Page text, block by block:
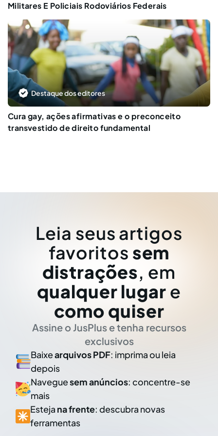
Militares E Policiais Rodoviários Federais
Destaque dos editores
Cura gay, ações afirmativas e o preconceito
transvestido de direito fundamental
Leia seus artigos
favoritos sem
distrações, em
qualquer lugar e
como quiser
Assine o JusPlus e tenha recursos
exclusivos
Baixearquivos PDF: imprima ou leia
depois
Naveguesem anúncios: concentre-se
mais
Esteja na frente: descubra novas
ferramentas